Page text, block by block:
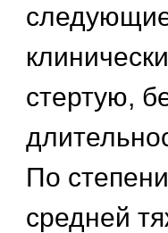
стертую,
По
средней